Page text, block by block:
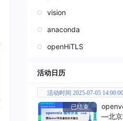
vision
anaconda
openHiTLS
活动日历
活动时间 2025-07-05 14:00:00
已结束
—北